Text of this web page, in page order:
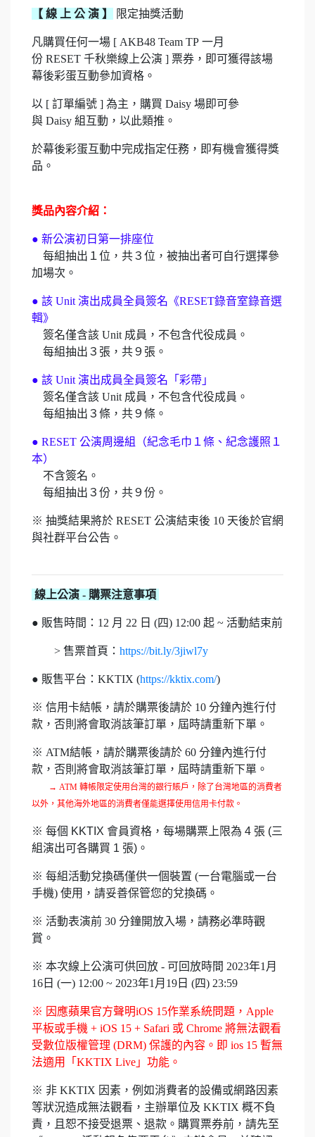
【 線 上 公 演 】 限定抽獎活動
凡購買任何一場 [ AKB48 Team TP 一月
份 RESET 千秋樂線上公演 ] 票券，即可獲得該場
幕後彩蛋互動參加資格。
以 [ 訂單編號 ] 為主，購買 Daisy 場即可參
與 Daisy 組互動，以此類推。
於幕後彩蛋互動中完成指定任務，即有機會獲得獎
品。
獎品內容介紹：
● 新公演初日第一排座位
每組抽出１位，共３位，被抽出者可自行選擇參
加場次。
● 該 Unit 演出成員全員簽名《RESET錄音室錄音選
輯》
簽名僅含該 Unit 成員，不包含代役成員。
每組抽出３張，共９張。
● 該 Unit 演出成員全員簽名「彩帶」
簽名僅含該 Unit 成員，不包含代役成員。
每組抽出３條，共９條。
● RESET 公演周邊組（紀念毛巾１條、紀念護照１
本）
不含簽名。
每組抽出３份，共９份。
※ 抽獎結果將於 RESET 公演結束後 10 天後於官網
與社群平台公告。
線上公演 - 購票注意事項
● 販售時間：12 月 22 日 (四) 12:00 起 ~ 活動結束前
> 售票首頁： https://bit.ly/3jiwl7y
● 販售平台：KKTIX (https://kktix.com/)
※ 信用卡結帳，請於購票後請於 10 分鐘內進行付
款，否則將會取消該筆訂單，屆時請重新下單。
※ ATM結帳，請於購票後請於 60 分鐘內進行付
款，否則將會取消該筆訂單，屆時請重新下單。
→ ATM 轉帳限定使用台灣的銀行賬戶，除了台灣地區的消費者
以外，其他海外地區的消費者僅能選擇使用信用卡付款。
※ 每個 KKTIX 會員資格，每場購票上限為 4 張 (三
組演出可各購買 1 張)。
※ 每組活動兌換碼僅供一個裝置 (一台電腦或一台
手機) 使用，請妥善保管您的兌換碼。
※ 活動表演前 30 分鐘開放入場，請務必準時觀
賞。
※ 本次線上公演可供回放 - 可回放時間 2023年1月
16日 (一) 12:00 ~ 2023年1月19日 (四) 23:59
※ 因應蘋果官方聲明iOS 15作業系統問題，Apple
平板或手機 + iOS 15 + Safari 或 Chrome 將無法觀看
受數位版權管理 (DRM) 保護的內容。即 ios 15 暫無
法適用「KKTIX Live」功能。
※ 非 KKTIX 因素，例如消費者的設備或網路因素
等狀況造成無法觀看，主辦單位及 KKTIX 概不負
責，且恕不接受退票、退款。購買票券前，請先至